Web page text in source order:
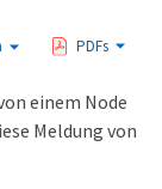
PDFs
einem Node
Meldung von